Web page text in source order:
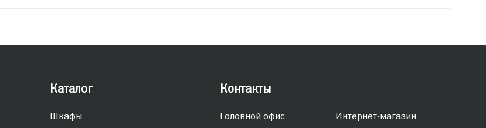
Каталог
Шкафы
Контакты
Головной офис
Интернет-магазин